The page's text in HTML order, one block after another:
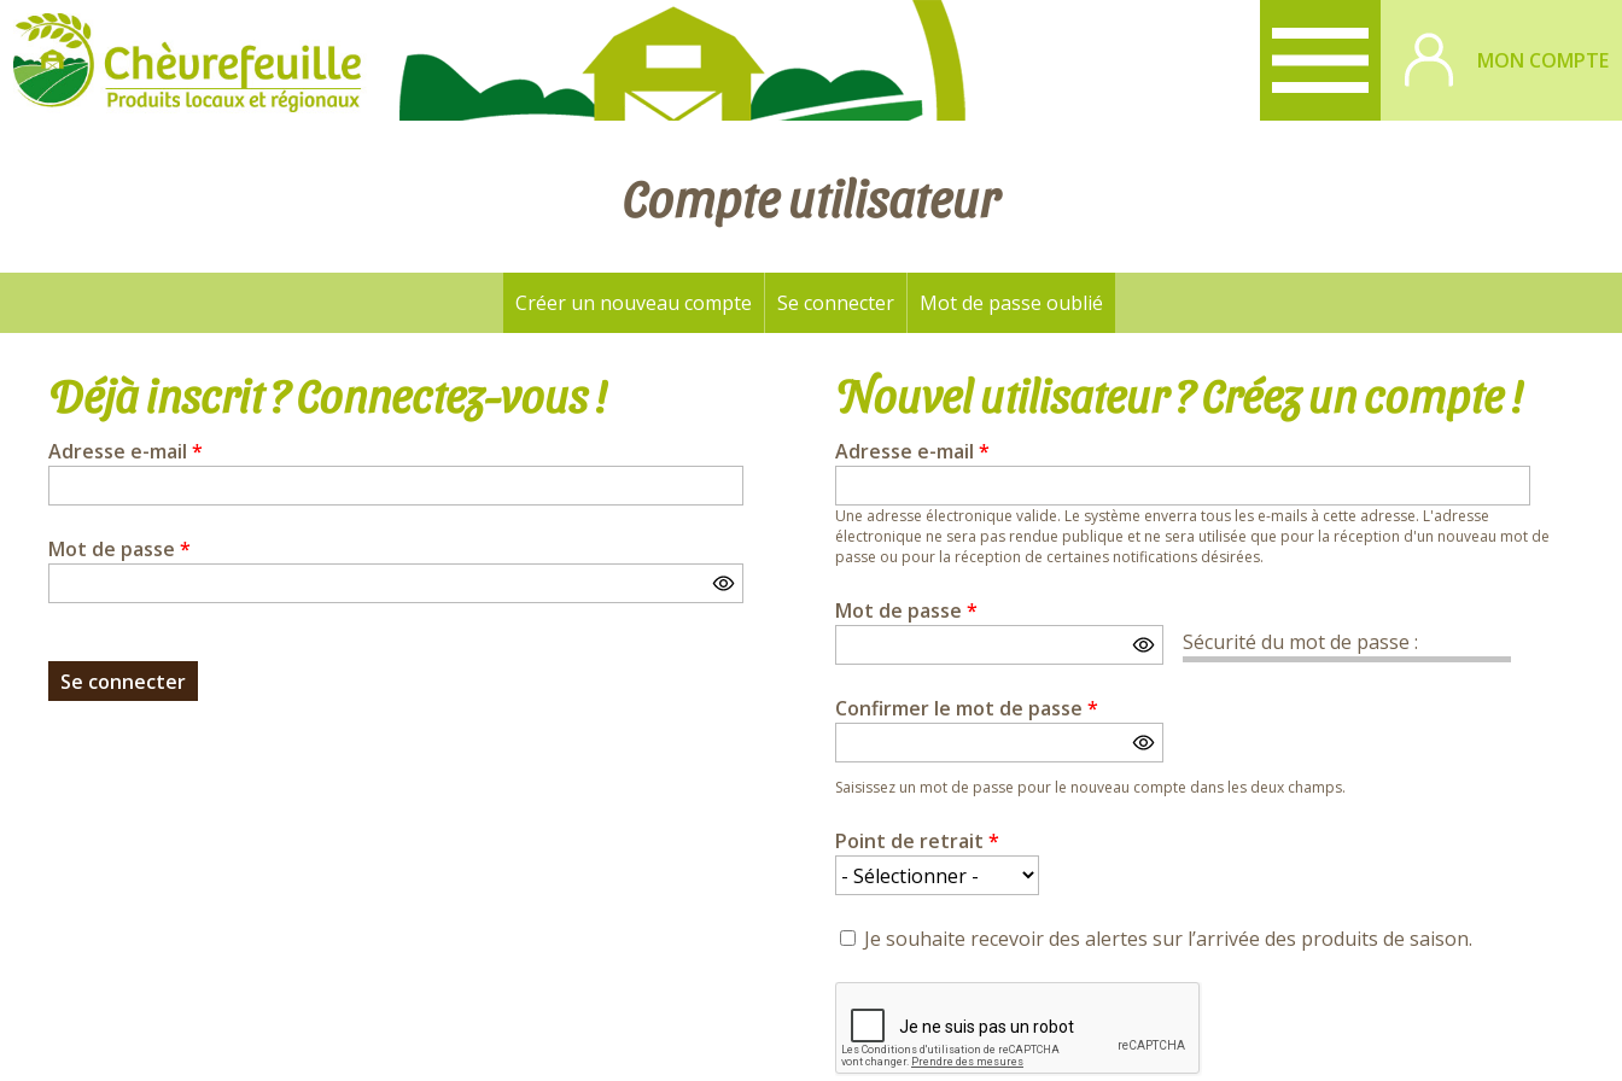
MON COMPTE
Compte utilisateur
Onglets
principaux
Créer un nouveau compte Se connecter (onglet actif)
Mot de passe oublié
Déjà inscrit ? Connectez-vous !
Adresse e-mail *
Mot de passe *
Nouvel utilisateur ? Créez un compte !
Adresse e-mail *
Une adresse électronique valide. Le système enverra tous les e-mails à cette adresse. L'adresse
électronique ne sera pas rendue publique et ne sera utilisée que pour la réception d'un nouveau mot de
passe ou pour la réception de certaines notifications désirées.
Mot de passe *
Sécurité du mot de passe :
Confirmer le mot de passe *
Saisissez un mot de passe pour le nouveau compte dans les deux champs.
Point de retrait *
Je souhaite recevoir des alertes sur l’arrivée des produits de saison.